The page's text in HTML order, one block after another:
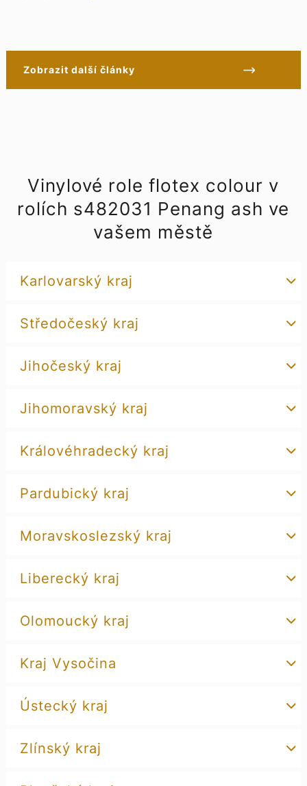
Zobrazit další články
Vinylové role flotex colour v
rolích s482031 Penang ash ve
vašem městě
Karlovarský kraj
Středočeský kraj
Jihočeský kraj
Jihomoravský kraj
Královéhradecký kraj
Pardubický kraj
Moravskoslezský kraj
Liberecký kraj
Olomoucký kraj
Kraj Vysočina
Ústecký kraj
Zlínský kraj